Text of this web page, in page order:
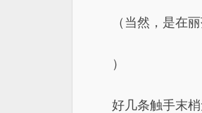
（当然，是在
）
好几条触手末